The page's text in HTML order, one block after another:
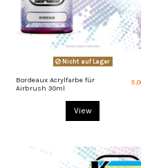
Nicht auf Lager
Bordeaux Acrylfarbe für
Airbrush 30ml
View